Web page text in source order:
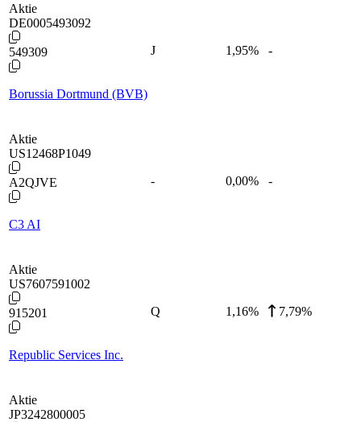
Aktie
DE0005493092
549309
Borussia Dortmund (BVB)
J 1,95% -
Aktie
US12468P1049
A2QJVE
C3 AI
- 0,00% -
Aktie
US7607591002
915201
Republic Services Inc.
Q 1,16% 7,79%
Aktie
JP3242800005